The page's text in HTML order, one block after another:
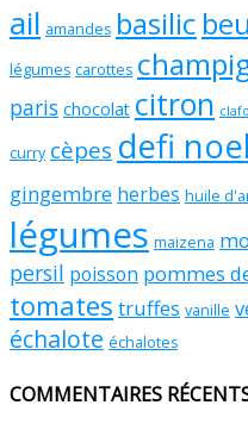
ail amandes basilic
légumes carottes
paris chocolat citron
curry cèpes defi noel
gingembre herbes huile
légumes maizena
persil poisson pommes
tomates truffes vanille
échalote échalotes
COMMENTAIRES